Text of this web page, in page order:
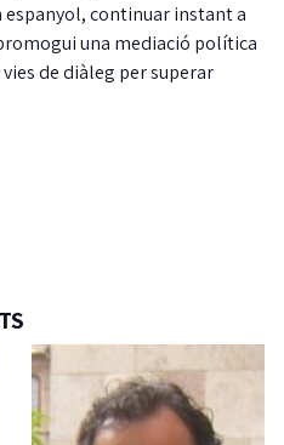
continuar instant a
una mediació política
de diàleg per superar